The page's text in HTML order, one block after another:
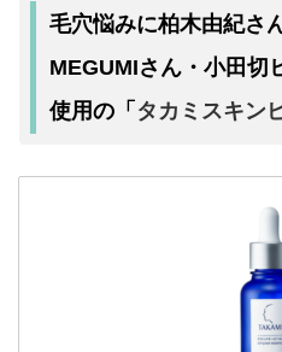
毛穴悩みに柏木由紀さ
MEGUMIさん・小田切
使用の「 タカミスキン